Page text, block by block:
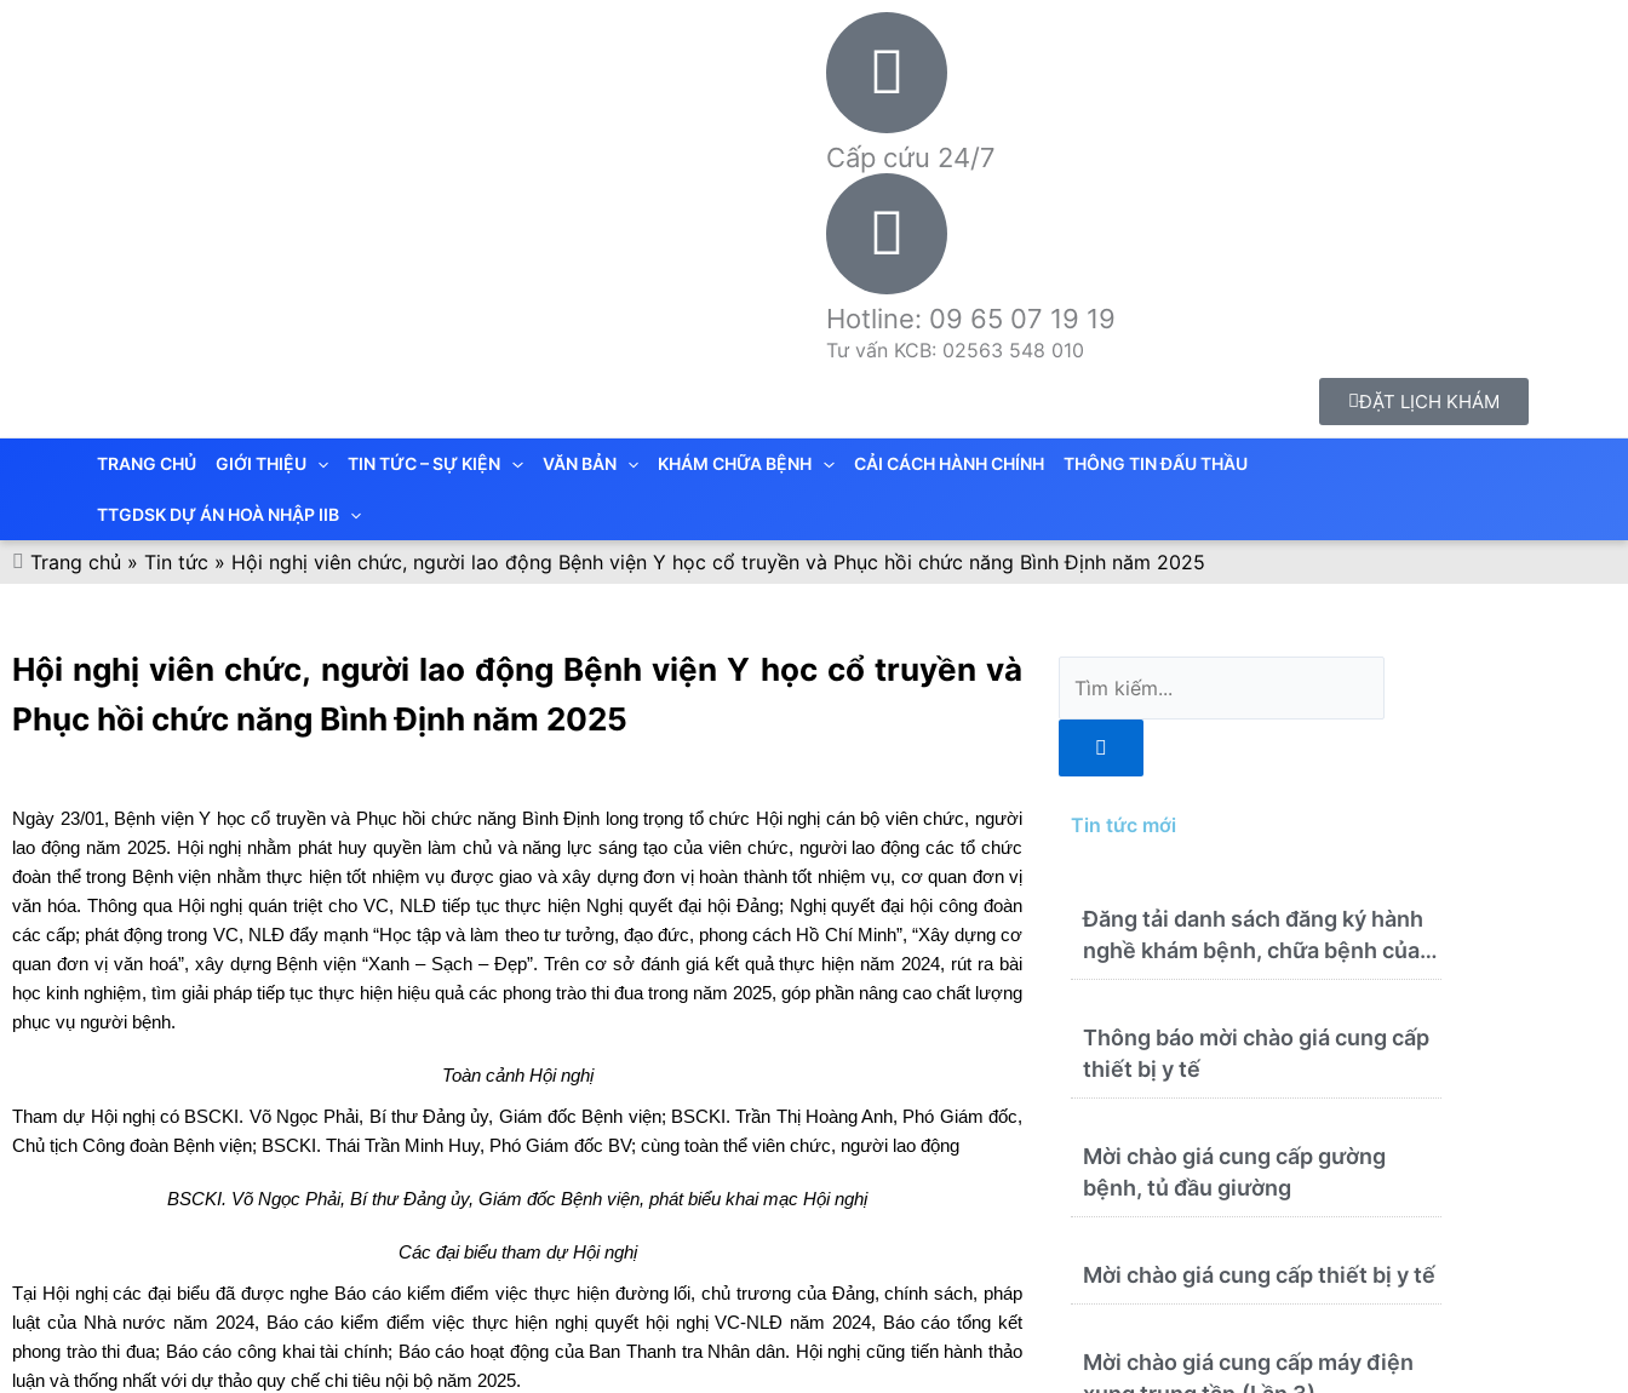
Cấp cứu 24/7
Hotline: 09 65 07 19 19
Tư vấn KCB: 02563 548 010
ĐẶT LỊCH KHÁM
TRANG CHỦ GIỚI THIỆU TIN TỨC – SỰ KIỆN VĂN BẢN KHÁM CHỮA BỆNH CẢI CÁCH HÀNH CHÍNH THÔNG TIN ĐẤU THẦU
TTGDSK DỰ ÁN HOÀ NHẬP IIB
Trang chủ » Tin tức » Hội nghị viên chức, người lao động Bệnh viện Y học cổ truyền và Phục hồi chức năng Bình Định năm 2025
Hội nghị viên chức, người lao động Bệnh viện Y học cổ truyền và
Phục hồi chức năng Bình Định năm 2025
Ngày 23/01, Bệnh viện Y học cổ truyền và Phục hồi chức năng Bình Định long trọng tổ chức Hội nghị cán bộ viên chức, người
lao động năm 2025. Hội nghị nhằm phát huy quyền làm chủ và năng lực sáng tạo của viên chức, người lao động các tổ chức
đoàn thể trong Bệnh viện nhằm thực hiện tốt nhiệm vụ được giao và xây dựng đơn vị hoàn thành tốt nhiệm vụ, cơ quan đơn vị
văn hóa. Thông qua Hội nghị quán triệt cho VC, NLĐ tiếp tục thực hiện Nghị quyết đại hội Đảng; Nghị quyết đại hội công đoàn
các cấp; phát động trong VC, NLĐ đẩy mạnh “Học tập và làm theo tư tưởng, đạo đức, phong cách Hồ Chí Minh”, “Xây dựng cơ
quan đơn vị văn hoá”, xây dựng Bệnh viện “Xanh – Sạch – Đẹp”. Trên cơ sở đánh giá kết quả thực hiện năm 2024, rút ra bài
học kinh nghiệm, tìm giải pháp tiếp tục thực hiện hiệu quả các phong trào thi đua trong năm 2025, góp phần nâng cao chất lượng
phục vụ người bệnh.
Toàn cảnh Hội nghị
Tham dự Hội nghị có BSCKI. Võ Ngọc Phải, Bí thư Đảng ủy, Giám đốc Bệnh viện; BSCKI. Trần Thị Hoàng Anh, Phó Giám đốc,
Chủ tịch Công đoàn Bệnh viện; BSCKI. Thái Trần Minh Huy, Phó Giám đốc BV; cùng toàn thể viên chức, người lao động
BSCKI. Võ Ngọc Phải, Bí thư Đảng ủy, Giám đốc Bệnh viện, phát biểu khai mạc Hội nghị
Các đại biểu tham dự Hội nghị
Tại Hội nghị các đại biểu đã được nghe Báo cáo kiểm điểm việc thực hiện đường lối, chủ trương của Đảng, chính sách, pháp
luật của Nhà nước năm 2024, Báo cáo kiểm điểm việc thực hiện nghị quyết hội nghị VC-NLĐ năm 2024, Báo cáo tổng kết
phong trào thi đua; Báo cáo công khai tài chính; Báo cáo hoạt động của Ban Thanh tra Nhân dân. Hội nghị cũng tiến hành thảo
luận và thống nhất với dự thảo quy chế chi tiêu nội bộ năm 2025.
kiếm
Tin tức mới
Đăng tải danh sách đăng ký hành
nghề khám bệnh, chữa bệnh của
Bệnh viện Y học cổ truyền và
(22/6/2026)
Thông báo mời chào giá cung cấp
thiết bị y tế
Mời chào giá cung cấp gường
bệnh, tủ đầu giường
Mời chào giá cung cấp thiết bị y tế
Mời chào giá cung cấp máy điện